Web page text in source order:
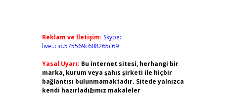
Reklam ve İletişim: Skype:
live:.cid.575569c608265c69
Yasal Uyarı: Bu internet sitesi, herhangi bir
marka, kurum veya şahıs şirketi ile hiçbir
bağlantısı bulunmamaktadır. Sitede yalnızca
kendi hazırladığımız makaleler